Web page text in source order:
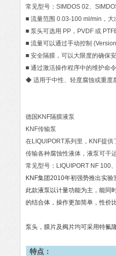
常见型号：SIMDOS 02、
■ 流量范围 0.03-100 ml/min，
■ 泵头可选用 PP，PVDF 或
■ 流量可以通过手动控制
■ 安全隔膜，可以大限度的确保
■ 通过激活操作程序中的维护命
◆ 适用于中性、轻度腐蚀或重度
德国KNF隔膜液泵
KNF传输泵
在LIQUIPORT系列里，KNF提
传输各种腐蚀性液体，液泵可干
常见型号：LIQUIPORT NF 100
KNF集团2010年初强势推出实
此款液泵以计量功能为主，能同
的结合体，操作更加简单，性价
泵头，膜片及阀片均可采用特氟
特点：